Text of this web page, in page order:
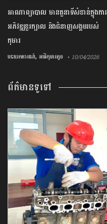
អាណាព្យាបាល មានតួនាទីសំខាន់ក្នុងការ
អភិវឌ្ឍខួរក្បាល និងជំនាញសង្គមរបស់
កុមារ
បទយកការណ៍, អប់រំកុមារតូច • 10/04/2026
ព័ត៌មានទូទៅ